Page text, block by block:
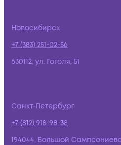
Новосибирск
+7 (383) 251-02-56
630112, ул. Гоголя, 51
Санкт-Петербург
+7 (812) 918-98-38
194044, Большой